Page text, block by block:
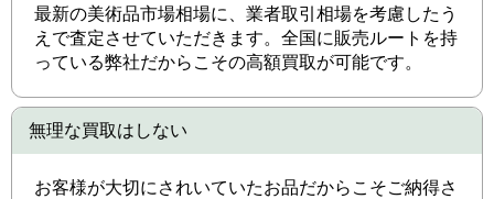
最新の美術品市場相場に、業者取引相場を考慮したう
えで査定させていただきます。全国に販売ルートを持
っている弊社だからこその高額買取が可能です。
無理な買取はしない
お客様が大切にされいていたお品だからこそご納得さ